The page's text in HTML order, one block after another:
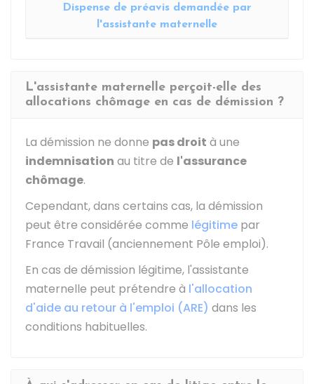
Dispense de préavis demandée par
l'assistante maternelle
L'assistante maternelle perçoit-elle des
allocations chômage en cas de démission ?
La démission ne donne pas droit à une
indemnisation au titre de l'assurance
chômage.
Cependant, dans certains cas, la démission
peut être considérée comme légitime par
France Travail (anciennement Pôle emploi).
En cas de démission légitime, l'assistante
maternelle peut prétendre à l'allocation
d'aide au retour à l'emploi (ARE) dans les
conditions habituelles.